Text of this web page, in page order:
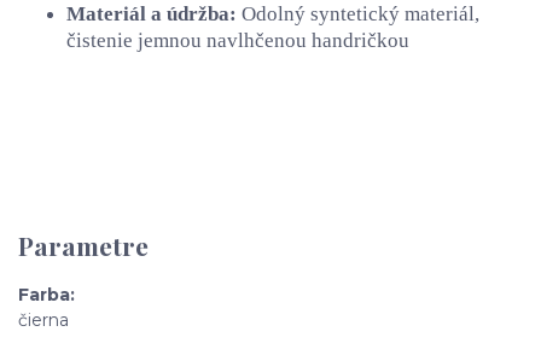
Materiál a údržba: Odolný syntetický materiál,
čistenie jemnou navlhčenou handričkou
Parametre
Farba
čierna